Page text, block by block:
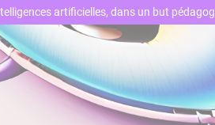
artificielles, dans un but